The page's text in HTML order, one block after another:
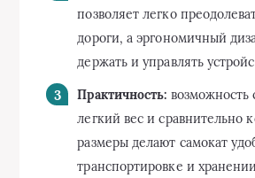
позволяет легко
дороги, а эргономичный
держать и управлять
Практичность: возможность
легкий вес и сравнительно
размеры делают самокат
транспортировке и хранении